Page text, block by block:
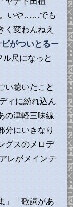
いや……でも
く変わんねえ
ビがついとるー
尺になっと
聴いたこと
ィに紛れ込ん
の津軽三味線
分にいきなり
グスのメロデ
レがメインテ
」「歌詞があ